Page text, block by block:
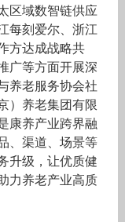
区域数智链供应
每刻爱尔、浙江
方达成战略共
广等方面开展深
养老服务协会社
）养老集团有限
康养产业跨界融
、渠道、场景等
升级，让优质健
力养老产业高质